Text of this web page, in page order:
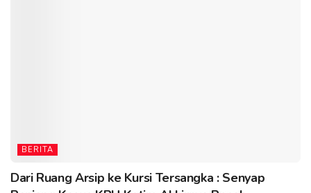
BERITA
Dari Ruang Arsip ke Kursi Tersangka : Senyap